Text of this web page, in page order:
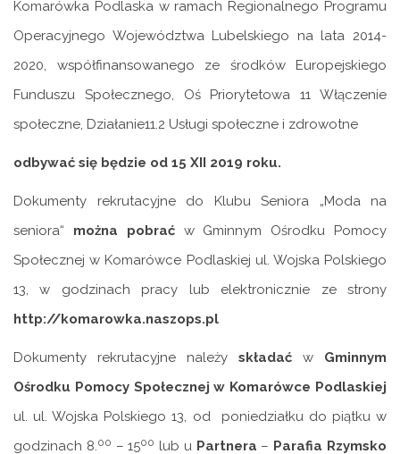
Komarówka Podlaska w ramach Regionalnego Programu
Operacyjnego Województwa Lubelskiego na lata 2014-
2020, współfinansowanego ze środków Europejskiego
Funduszu Społecznego, Oś Priorytetowa 11 Włączenie
społeczne, Działanie11.2 Usługi społeczne i zdrowotne
odbywać się będzie od 15 XII 2019 roku.
Dokumenty rekrutacyjne do Klubu Seniora „Moda na
seniora“ można pobraćw Gminnym Ośrodku Pomocy
Społecznej w Komarówce Podlaskiej ul. Wojska Polskiego
13, w godzinach pracy lub elektronicznie ze strony
http://komarowka.naszops.pl
Dokumenty rekrutacyjne należy składać w Gminnym
Ośrodku Pomocy Społecznej w Komarówce Podlaskiej
ul. ul. Wojska Polskiego 13, od poniedziałku do piątku w
godzinach 8.00 – 1500 lub u Partnera – Parafia Rzymsko